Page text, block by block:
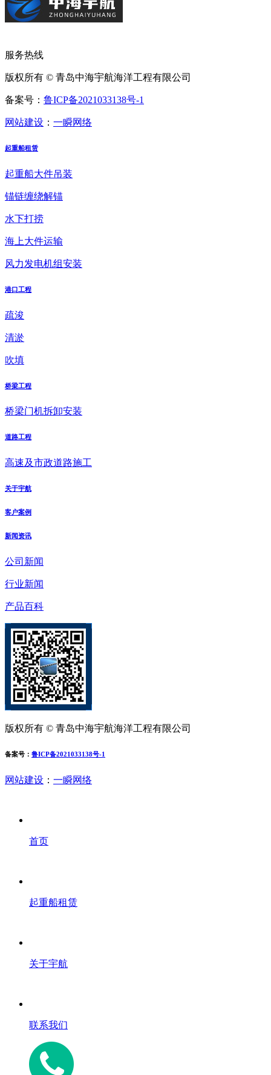
服务热线
版权所有 © 青岛中海宇航海洋工程有限公司
备案号： 鲁ICP备2021033138号-1
网站建设 ： 一瞬网络
起重船租赁
起重船大件吊装
锚链缠绕解锚
水下打捞
海上大件运输
风力发电机组安装
港口工程
疏浚
清淤
吹填
桥梁工程
桥梁门机拆卸安装
道路工程
高速及市政道路施工
关于宇航
客户案例
新闻资讯
公司新闻
行业新闻
产品百科
版权所有 © 青岛中海宇航海洋工程有限公司
备案号： 鲁ICP备2021033138号-1
网站建设 ： 一瞬网络
首页
起重船租赁
关于宇航
联系我们